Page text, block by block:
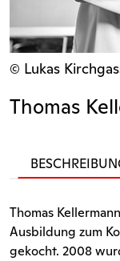
© Lukas
Thomas
Thomas
Ausbildung zum
gekocht. 2008